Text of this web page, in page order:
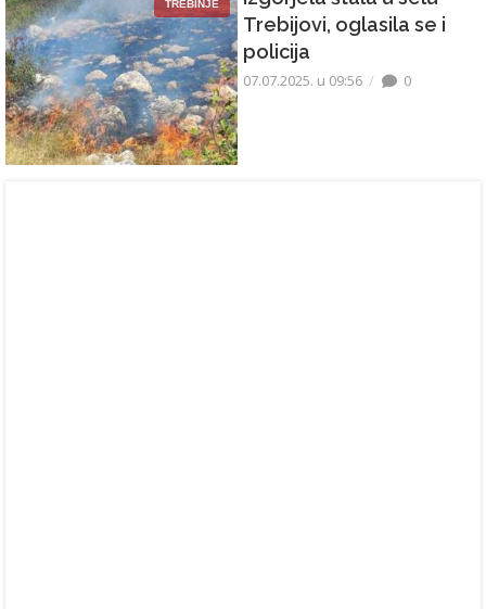
TREBINJE
Trebijovi, oglasila se i
policija
07.07.2025. u 09:56 0